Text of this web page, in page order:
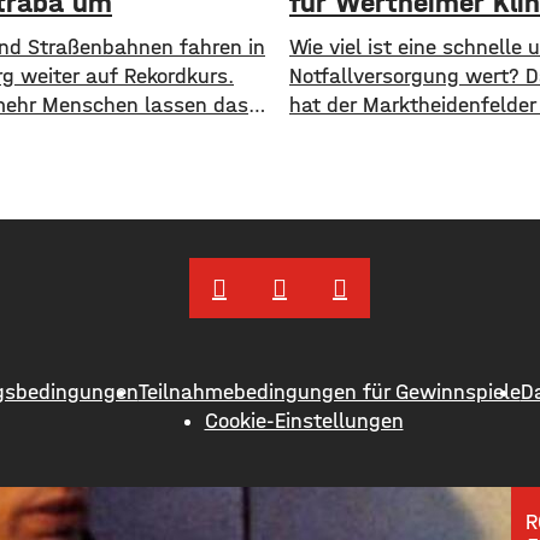
Straßenbahnen fahren in
weiter auf Rekordkurs.
Menschen lassen das
Halbjahr 2026 so viele
waren knapp 18
Menschen im öffentlichen
​​Wie viel ist eine schnelle
Notfallversorgung wert?
hat der
Bürgerspital in Wertheim
fließen in diesem Jahr an
entsprechenden
Menschen aus
Teilnahmebedingungen für Gewinnspiele
Cookie-Einstellungen